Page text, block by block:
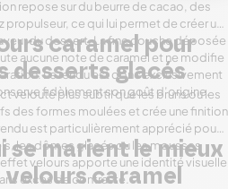
repose sur du beurre de cacao, des
ce qui lui permet de créer un
du dessert. La fine couche déposée
aucune note de caramel et ne modifie
Le rendu est donc exclusivement
fidèlement son goût d’origine.
caramel pour
desserts glacés
velouté plus subtil que les bruns ou les
des formes moulées et crée une finition
est particulièrement apprécié pour
les dômes glacés ou les mousses
velours apporte une identité visuelle
excès de contraste.
se marient le mieux
caramel